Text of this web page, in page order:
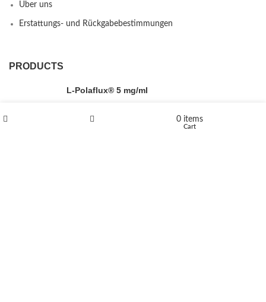
Über uns
Erstattungs- und Rückgabebestimmungen
PRODUCTS
L-Polaflux® 5 mg/ml
0 items
Cart